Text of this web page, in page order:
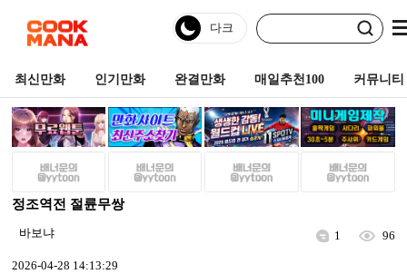
최신만화 인기만화 완결만화 매일추천100 커뮤니티
정조역전 절륜무쌍
바보냐 1 96
2026-04-28 14:13:29